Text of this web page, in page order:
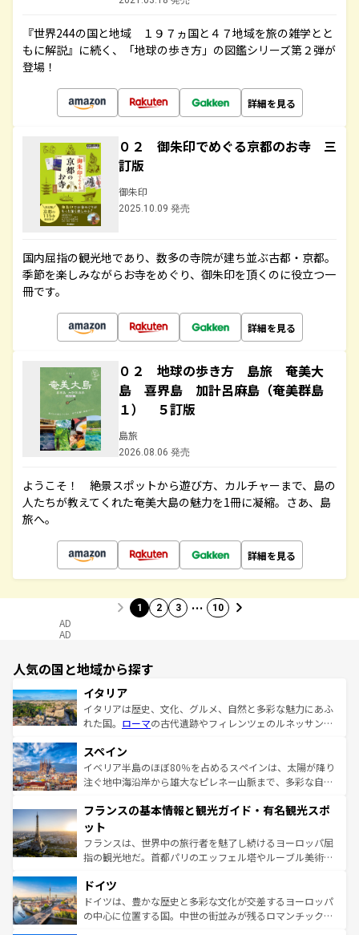
『世界244の国と地域 １９７ヵ国と４７地域を旅の雑学とと
もに解説』に続く、「地球の歩き方」の図鑑シリーズ第２弾が
登場！
詳細を見る
０２ 御朱印でめぐる京都のお寺 三
訂版
御朱印
2025.10.09 発売
国内屈指の観光地であり、数多の寺院が建ち並ぶ古都・京都。
季節を楽しみながらお寺をめぐり、御朱印を頂くのに役立つ一
冊です。
詳細を見る
０２ 地球の歩き方 島旅 奄美大
島 喜界島 加計呂麻島（奄美群島
１） ５訂版
島旅
2026.08.06 発売
ようこそ！ 絶景スポットから遊び方、カルチャーまで、島の
人たちが教えてくれた奄美大島の魅力を1冊に凝縮。さあ、島
旅へ。
詳細を見る
1 2 3 … 10
AD
AD
人気の国と地域から探す
イタリア
イタリアは歴史、文化、グルメ、自然と多彩な魅力にあふ
れた国。 ローマの古代遺跡やフィレンツェのルネッサンス
ろん、トスカーナの美しい田園風景やアマルフィ海岸の絶
景など、自然景観も見逃せない。観光の合間には、本場の
ピザやパスタなど、絶品のイタリア料理を堪能することも
ませてくれるイタリアで、忘れられない旅をしてみよう！
なお、新着のイタリア情報は
しい。
スペイン
イベリア半島のほぼ80％を占めるスペインは、太陽が降り
注ぐ地中海沿岸から雄大なピレネー山脈まで、多彩な自然
文化が根付くこの国では、情熱的なフラメンコ、熱気あふ
れる闘牛、そして美味しいタパスが生活の一部となってい
る。首都マドリードの洗練された雰囲気や、バルセロナの
アートに溢れた街角から、地方では古代ローマ遺跡や中世
せる。地方によって風土や気候が異なるスペインはその個
性で訪れる人を魅了する。 なお、新着のスペイン情報は コ
ンテンツ一覧を参照してほしい。
フランスの基本情報と観光ガイド・有名観光スポ
ット
フランスは、世界中の旅行者を魅了し続けるヨーロッパ屈
指の観光地だ。首都パリのエッフェル塔やルーブル美術館
で、幅広い魅力が詰まっている。華麗な宮殿、歴史的な大
聖堂、美しいビーチ、そして豊かな自然が、訪れる者を心
から魅了する。また、フランスは美食の国としても知ら
ドイツ
ドイツは、豊かな歴史と多彩な文化が交差するヨーロッパ
の中心に位置する国。中世の街並みが残るロマンチック街